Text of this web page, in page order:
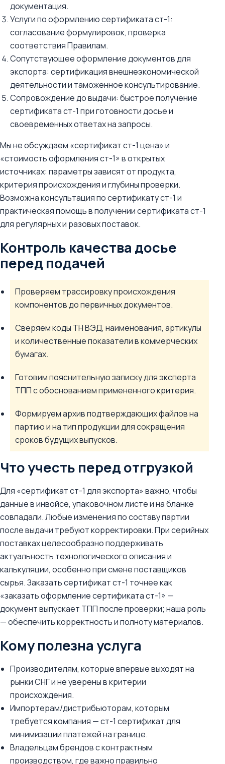
документация.
Услуги по оформлению сертификата ст-1:
согласование формулировок, проверка
соответствия Правилам.
Сопутствующее оформление документов для
экспорта: сертификация внешнеэкономической
деятельности и таможенное консультирование.
Сопровождение до выдачи: быстрое получение
сертификата ст-1 при готовности досье и
своевременных ответах на запросы.
Мы не обсуждаем «сертификат ст-1 цена» и
«стоимость оформления ст-1» в открытых
источниках: параметры зависят от продукта,
критерия происхождения и глубины проверки.
Возможна консультация по сертификату ст-1 и
практическая помощь в получении сертификата ст-1
для регулярных и разовых поставок.
Контроль качества досье
перед подачей
Проверяем трассировку происхождения
компонентов до первичных документов.
Сверяем коды ТН ВЭД, наименования, артикулы
и количественные показатели в коммерческих
бумагах.
Готовим пояснительную записку для эксперта
ТПП с обоснованием примененного критерия.
Формируем архив подтверждающих файлов на
партию и на тип продукции для сокращения
сроков будущих выпусков.
Что учесть перед отгрузкой
Для «сертификат ст-1 для экспорта» важно, чтобы
данные в инвойсе, упаковочном листе и на бланке
совпадали. Любые изменения по составу партии
после выдачи требуют корректировки. При серийных
поставках целесообразно поддерживать
актуальность технологического описания и
калькуляции, особенно при смене поставщиков
сырья. Заказать сертификат ст-1 точнее как
«заказать оформление сертификата ст-1» —
документ выпускает ТПП после проверки; наша роль
— обеспечить корректность и полноту материалов.
Кому полезна услуга
Производителям, которые впервые выходят на
рынки СНГ и не уверены в критерии
происхождения.
Импортерам/дистрибьюторам, которым
требуется компания — ст-1 сертификат для
минимизации платежей на границе.
Владельцам брендов с контрактным
производством, где важно правильно